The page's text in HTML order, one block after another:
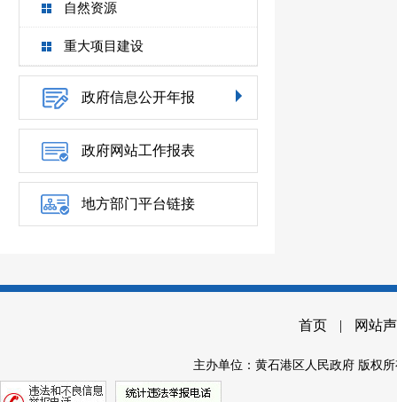
自然资源
重大项目建设
政府信息公开年报
政府网站工作报表
地方部门平台链接
首页 | 网站
主办单位：黄石港区人民政府 版权